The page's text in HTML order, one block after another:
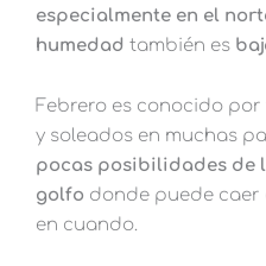
especialmente en el
humedad también es
Febrero es conocido por
y soleados en muchas
pocas posibilidades de
golfo donde puede caer
en cuando.